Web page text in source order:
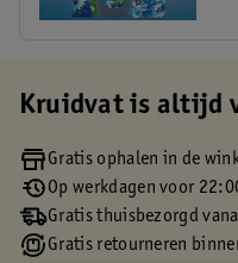
Kruidvat is altijd
Gratis ophalen in de
Op werkdagen voor
Gratis thuisbezorgd
Gratis retourneren